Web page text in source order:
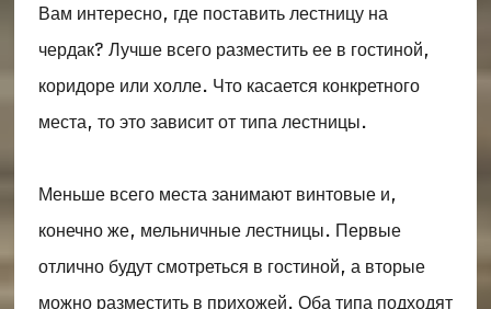
Вам интересно, где поставить лестницу на
чердак? Лучше всего разместить ее в гостиной,
коридоре или холле. Что касается конкретного
места, то это зависит от типа лестницы.
Меньше всего места занимают винтовые и,
конечно же, мельничные лестницы. Первые
отлично будут смотреться в гостиной, а вторые
можно разместить в прихожей. Оба типа подходят